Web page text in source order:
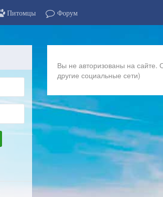
Питомцы Форум
Вы не авторизованы на сайте.
другие социальные сети)